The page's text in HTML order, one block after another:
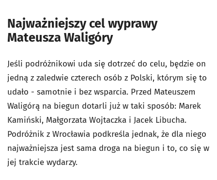
Najważniejszy cel wyprawy
Mateusza Waligóry
Jeśli podróżnikowi uda się dotrzeć do celu, będzie on
jedną z zaledwie czterech osób z Polski, którym się to
udało - samotnie i bez wsparcia. Przed Mateuszem
Waligórą na biegun dotarli już w taki sposób: Marek
Kamiński, Małgorzata Wojtaczka i Jacek Libucha.
Podróżnik z Wrocławia podkreśla jednak, że dla niego
najważniejsza jest sama droga na biegun i to, co się w
jej trakcie wydarzy.